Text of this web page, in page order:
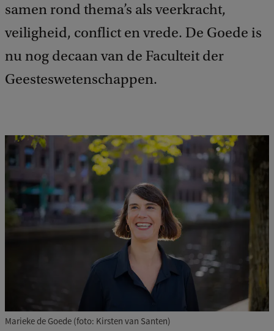
samen rond thema’s als veerkracht,
veiligheid, conflict en vrede. De Goede is
nu nog decaan van de Faculteit der
Geesteswetenschappen.
Marieke de Goede (foto: Kirsten van Santen)